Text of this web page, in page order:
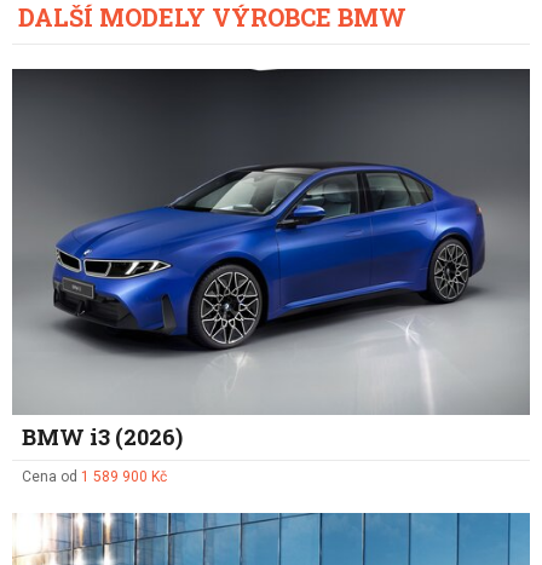
DALŠÍ MODELY VÝROBCE BMW
BMW i3 (2026)
Cena od 1 589 900 Kč